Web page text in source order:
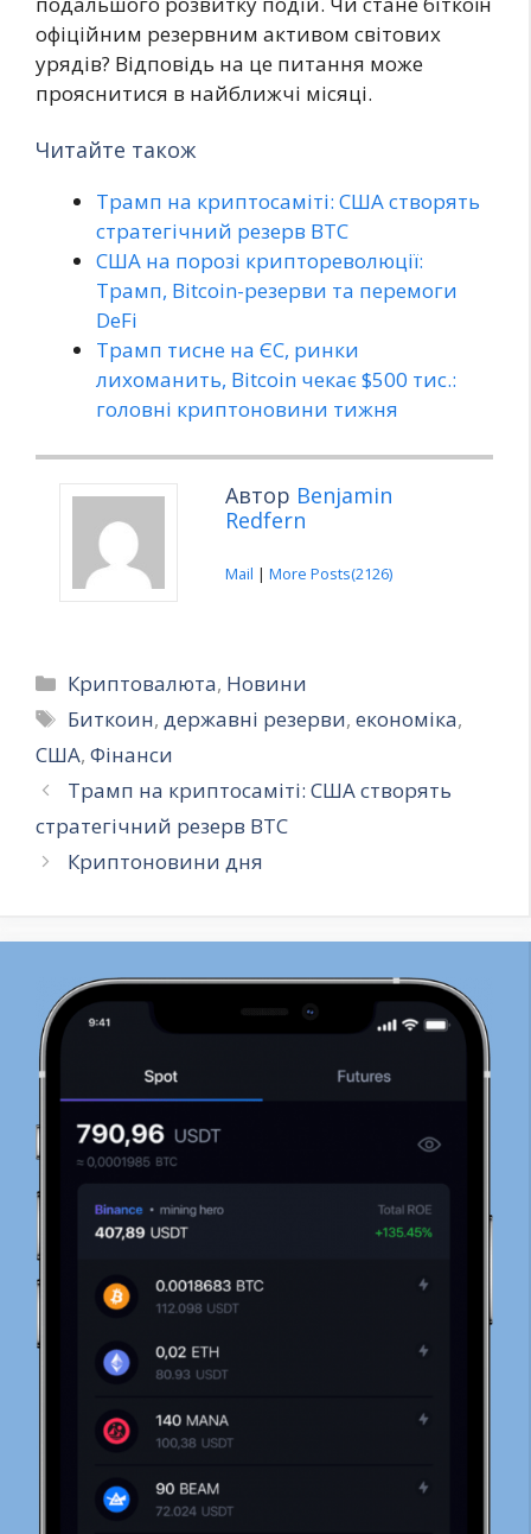
офіційним резервним активом світових
урядів? Відповідь на це питання може
прояснитися в найближчі місяці.
Читайте також
Трамп на криптосаміті: США створять
стратегічний резерв BTC
США на порозі криптореволюції:
Трамп, Bitcoin-резерви та перемоги
DeFi
Трамп тисне на ЄС, ринки
лихоманить, Bitcoin чекає $500 тис.:
головні криптоновини тижня
Автор Benjamin
Redfern
Mail | More Posts(2126)
Категорії
Криптовалюта, Новини
Позначки
Биткоин,державні резерви,економіка,
США, Фінанси
Трамп на криптосаміті: США створять
стратегічний резерв BTC
Криптоновини дня